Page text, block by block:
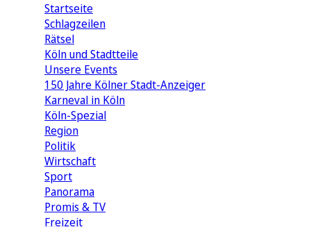
Startseite
Schlagzeilen
Rätsel
Köln und Stadtteile
Unsere Events
150 Jahre Kölner Stadt-Anzeiger
Karneval in Köln
Köln-Spezial
Region
Politik
Wirtschaft
Sport
Panorama
Promis & TV
Freizeit